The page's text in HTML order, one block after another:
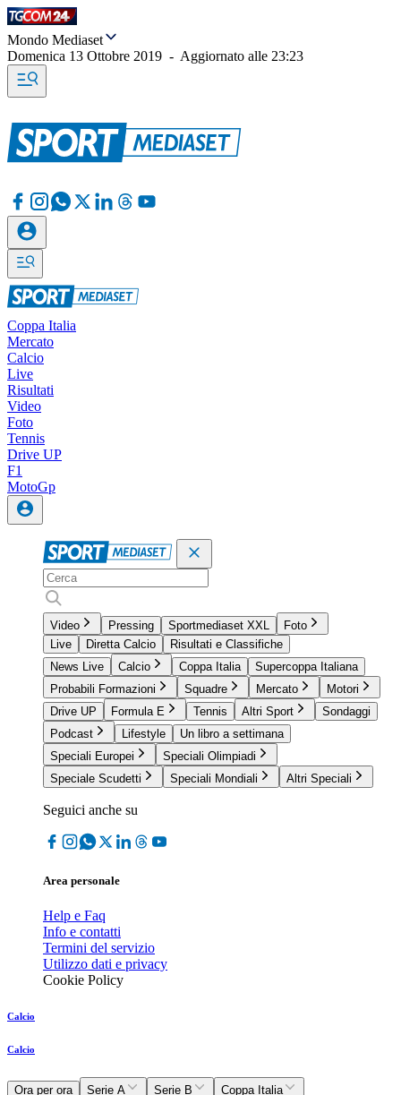
Mondo Mediaset
Domenica 13 Ottobre 2019 - Aggiornato alle 23:23
Coppa Italia
Mercato
Calcio
Live
Risultati
Video
Foto
Tennis
Drive UP
F1
MotoGp
Video Pressing Sportmediaset XXL
Foto
Live
Diretta Calcio
Risultati e Classifiche
News Live
Calcio Coppa Italia
Supercoppa Italiana
Probabili Formazioni
Squadre Mercato
Motori
Drive UP
Formula E Tennis Altri Sport
Sondaggi
Podcast
Lifestyle
Un libro a settimana
Speciali Europei
Speciali Olimpiadi
Speciale Scudetti
Speciali Mondiali Altri Speciali
Seguici anche su
Area personale
Help e Faq
Info e contatti
Termini del servizio
Utilizzo dati e privacy
Cookie Policy
Calcio
Calcio
Ora per ora Serie A Serie B
Coppa Italia